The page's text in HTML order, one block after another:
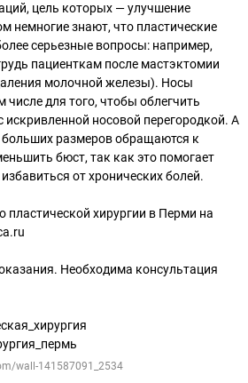
цель которых — улучшение
немногие знают, что пластические
серьезные вопросы: например,
пациенткам после мастэктомии
молочной железы). Носы
числе для того, чтобы облегчить
искривленной носовой перегородкой. А
размеров обращаются к
бюст, так как это помогает
от хронических болей.
пластической хирургии в Перми на
Необходима консультация
wall-141587091_2534